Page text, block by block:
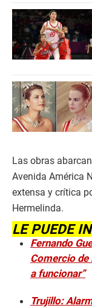
Las obras
Avenida América
extensa y crítica
Hermelinda.
LE PUEDE
Fernando
Comercio de
a funcionar”
Trujillo: